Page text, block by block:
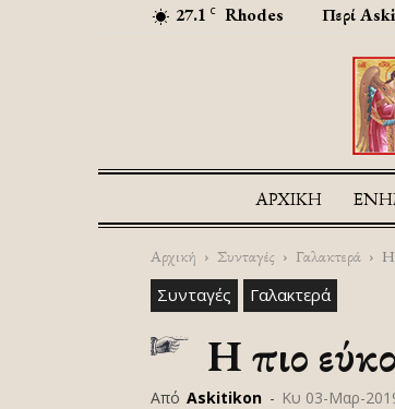
27.1 C Rhodes Περί
ΑΡΧΙΚΉ
Αρχική Συνταγές Γαλακτερά
Συνταγές Γαλακτερά
H πιο
Από Askitikon - Κυ 03-Μαρ-